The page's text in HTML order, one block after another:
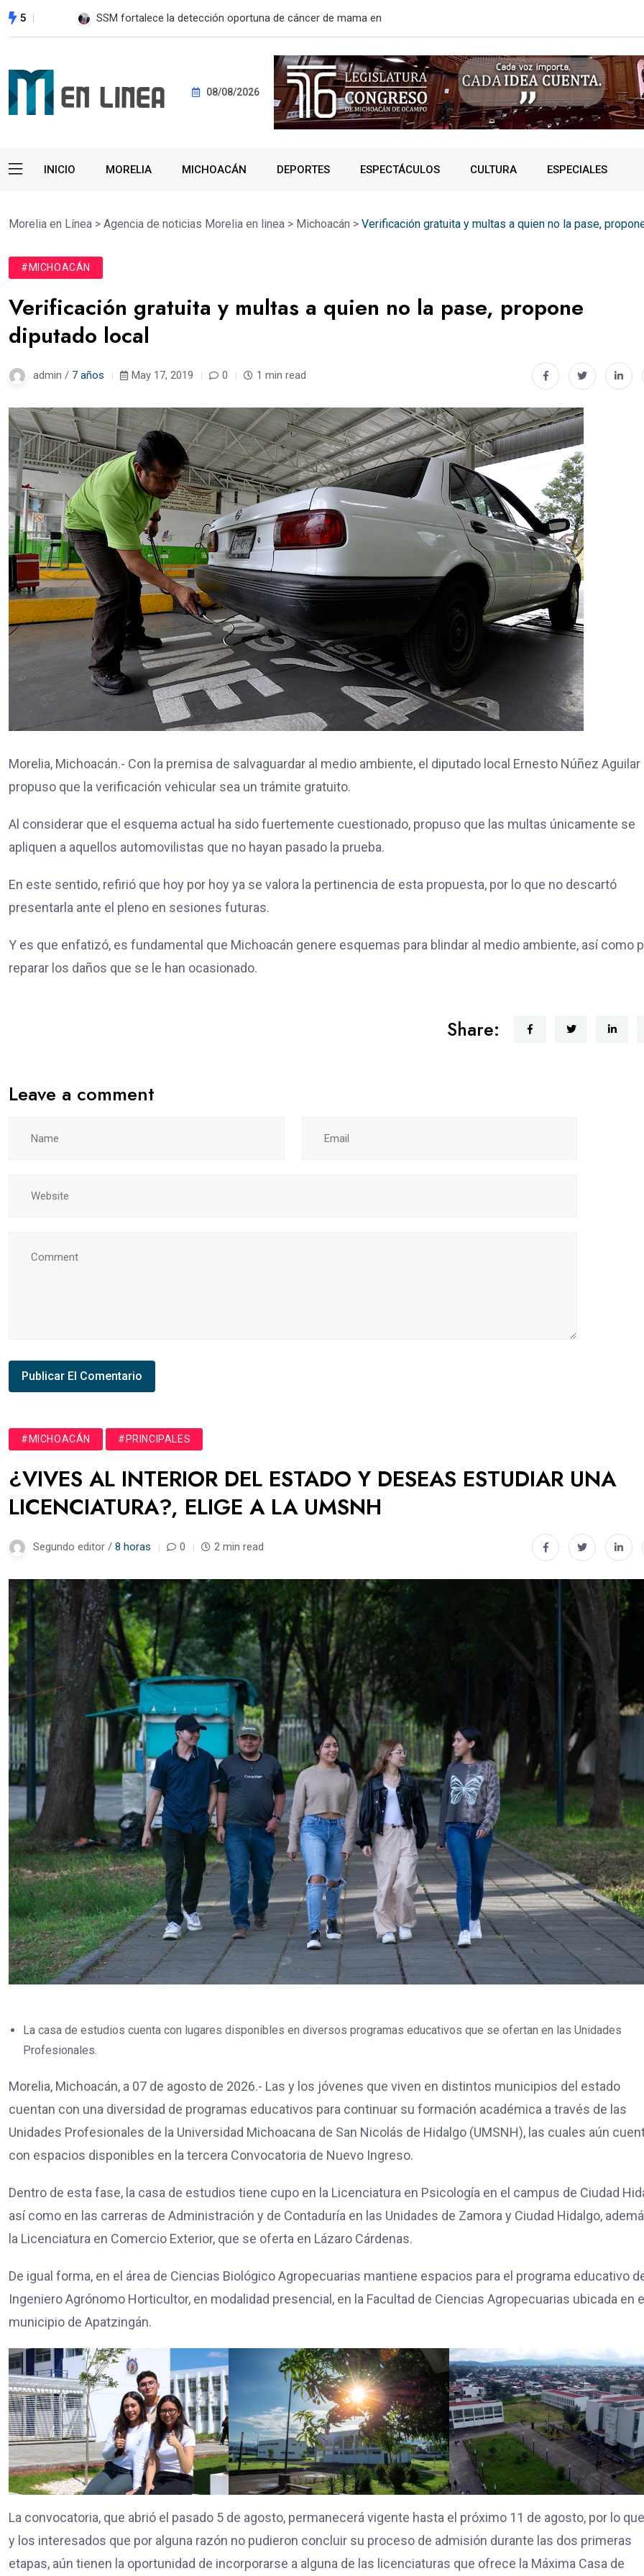
5 EE. UU. reanudará exportación de aguacate a partir de mañana
08/08/2026
INICIO MORELIA MICHOACÁN DEPORTES ESPECTÁCULOS CULTURA ESPECIALES
Morelia en Línea > Agencia de noticias Morelia en linea > Michoacán > Verificación gratuita y multas a quien no la pase,
#MICHOACÁN
Verificación gratuita y multas a quien no la pase, propone
diputado local
admin / 7 años May 17, 2019 0 1 min read
Morelia, Michoacán.- Con la premisa de salvaguardar al medio ambiente, el diputado local Ernesto Núñez Aguilar
propuso que la verificación vehicular sea un trámite gratuito.
Al considerar que el esquema actual ha sido fuertemente cuestionado, propuso que las multas únicamente se
apliquen a aquellos automovilistas que no hayan pasado la prueba.
En este sentido, refirió que hoy por hoy ya se valora la pertinencia de esta propuesta, por lo que no descartó
presentarla ante el pleno en sesiones futuras.
Y es que enfatizó, es fundamental que Michoacán genere esquemas para blindar al medio ambiente, así como
reparar los daños que se le han ocasionado.
Share:
Leave a comment
#MICHOACÁN #PRINCIPALES
¿VIVES AL INTERIOR DEL ESTADO Y DESEAS ESTUDIAR UNA
LICENCIATURA?, ELIGE A LA UMSNH
Segundo editor / 8 horas 0 2 min read
La casa de estudios cuenta con lugares disponibles en diversos programas educativos que se ofertan en las Unidades
Profesionales.
Morelia, Michoacán, a 07 de agosto de 2026.- Las y los jóvenes que viven en distintos municipios del estado
cuentan con una diversidad de programas educativos para continuar su formación académica a través de las
Unidades Profesionales de la Universidad Michoacana de San Nicolás de Hidalgo (UMSNH), las cuales aún
con espacios disponibles en la tercera Convocatoria de Nuevo Ingreso.
Dentro de esta fase, la casa de estudios tiene cupo en la Licenciatura en Psicología en el campus de Ciudad
así como en las carreras de Administración y de Contaduría en las Unidades de Zamora y Ciudad Hidalgo,
la Licenciatura en Comercio Exterior, que se oferta en Lázaro Cárdenas.
De igual forma, en el área de Ciencias Biológico Agropecuarias mantiene espacios para el programa educativo
Ingeniero Agrónomo Horticultor, en modalidad presencial, en la Facultad de Ciencias Agropecuarias ubicada en
municipio de Apatzingán.
La convocatoria, que abrió el pasado 5 de agosto, permanecerá vigente hasta el próximo 11 de agosto, por lo
y los interesados que por alguna razón no pudieron concluir su proceso de admisión durante las dos primeras
etapas, aún tienen la oportunidad de incorporarse a alguna de las licenciaturas que ofrece la Máxima Casa de